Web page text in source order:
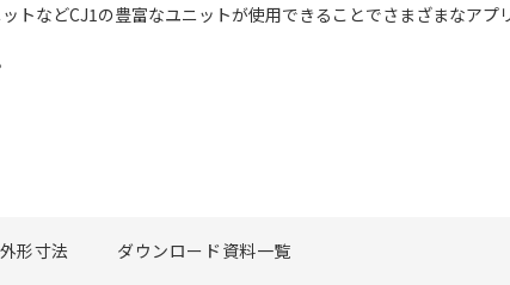
などCJ1の豊富なユニットが使用できることでさまざまなアプ
外形寸法 ダウンロード資料一覧